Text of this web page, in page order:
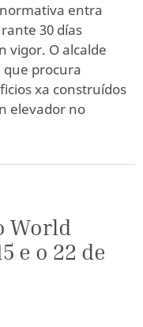
entra
30 días
vigor. O alcalde
procura
xa construídos
elevador no
World
e o 22 de